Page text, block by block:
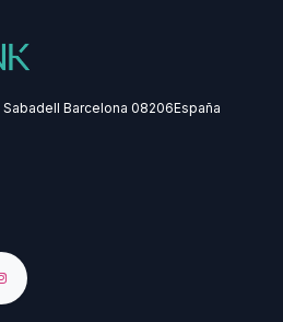
Sabadell Barcelona 08206​España